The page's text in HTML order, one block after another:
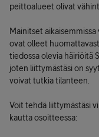
peittoalueet olivat
Mainitset
ovat olleet
tiedossa olevia häiriöitä
joten liittymästäsi on
voivat tutkia tilanteen.
Voit tehdä liittymästäsi
kautta osoitteessa: